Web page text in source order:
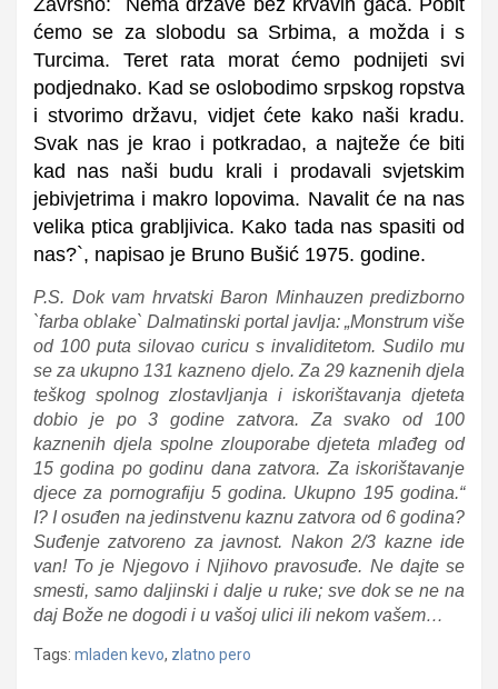
Završno: `Nema države bez krvavih gaća. Pobit
ćemo se za slobodu sa Srbima, a možda i s
Turcima. Teret rata morat ćemo podnijeti svi
podjednako. Kad se oslobodimo srpskog ropstva
i stvorimo državu, vidjet ćete kako naši kradu.
Svak nas je krao i potkradao, a najteže će biti
kad nas naši budu krali i prodavali svjetskim
jebivjetrima i makro lopovima. Navalit će na nas
velika ptica grabljivica. Kako tada nas spasiti od
nas?`, napisao je Bruno Bušić 1975. godine.
P.S. Dok vam hrvatski Baron Minhauzen predizborno
`farba oblake` Dalmatinski portal javlja: „Monstrum više
od 100 puta silovao curicu s invaliditetom. Sudilo mu
se za ukupno 131 kazneno djelo. Za 29 kaznenih djela
teškog spolnog zlostavljanja i iskorištavanja djeteta
dobio je po 3 godine zatvora. Za svako od 100
kaznenih djela spolne zlouporabe djeteta mlađeg od
15 godina po godinu dana zatvora. Za iskorištavanje
djece za pornografiju 5 godina. Ukupno 195 godina.“
I? I osuđen na jedinstvenu kaznu zatvora od 6 godina?
Suđenje zatvoreno za javnost. Nakon 2/3 kazne ide
van! To je Njegovo i Njihovo pravosuđe. Ne dajte se
smesti, samo daljinski i dalje u ruke; sve dok se ne na
daj Bože ne dogodi i u vašoj ulici ili nekom vašem…
Tags: mladen kevo, zlatno pero